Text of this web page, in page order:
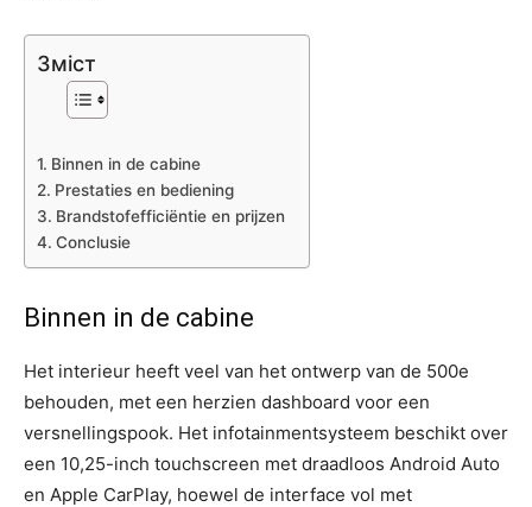
Зміст
Binnen in de cabine
Prestaties en bediening
Brandstofefficiëntie en prijzen
Conclusie
Binnen in de cabine
Het interieur heeft veel van het ontwerp van de 500e
behouden, met een herzien dashboard voor een
versnellingspook. Het infotainmentsysteem beschikt over
een 10,25-inch touchscreen met draadloos Android Auto
en Apple CarPlay, hoewel de interface vol met